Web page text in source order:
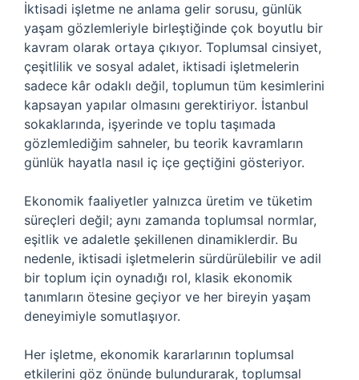
İktisadi işletme ne anlama gelir sorusu, günlük
yaşam gözlemleriyle birleştiğinde çok boyutlu bir
kavram olarak ortaya çıkıyor. Toplumsal cinsiyet,
çeşitlilik ve sosyal adalet, iktisadi işletmelerin
sadece kâr odaklı değil, toplumun tüm kesimlerini
kapsayan yapılar olmasını gerektiriyor. İstanbul
sokaklarında, işyerinde ve toplu taşımada
gözlemlediğim sahneler, bu teorik kavramların
günlük hayatla nasıl iç içe geçtiğini gösteriyor.
Ekonomik faaliyetler yalnızca üretim ve tüketim
süreçleri değil; aynı zamanda toplumsal normlar,
eşitlik ve adaletle şekillenen dinamiklerdir. Bu
nedenle, iktisadi işletmelerin sürdürülebilir ve adil
bir toplum için oynadığı rol, klasik ekonomik
tanımların ötesine geçiyor ve her bireyin yaşam
deneyimiyle somutlaşıyor.
Her işletme, ekonomik kararlarının toplumsal
etkilerini göz önünde bulundurarak, toplumsal